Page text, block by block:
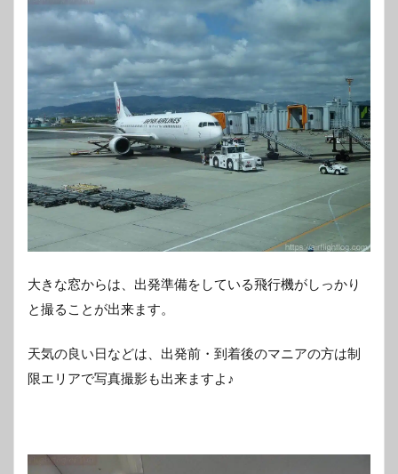
大きな窓からは、出発準備をしている飛行機がしっかり
と撮ることが出来ます。
天気の良い日などは、出発前・到着後のマニアの方は制
限エリアで写真撮影も出来ますよ♪